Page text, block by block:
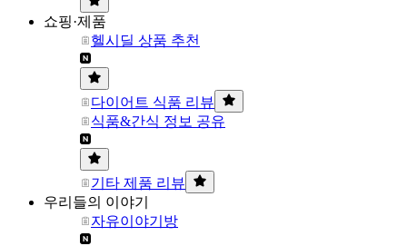
쇼핑·제품
헬시딜 상품 추천
다이어트 식품 리뷰
식품&간식 정보 공유
기타 제품 리뷰
우리들의 이야기
자유이야기방